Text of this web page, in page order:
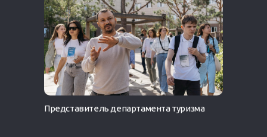
Представитель департамента туризма